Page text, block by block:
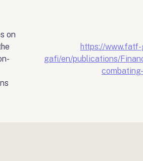
on
https://
gafi/en/publications/